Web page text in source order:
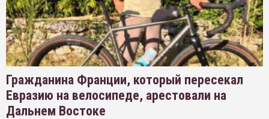
Гражданина Франции, который пересекал
Евразию на велосипеде, арестовали на
Дальнем Востоке